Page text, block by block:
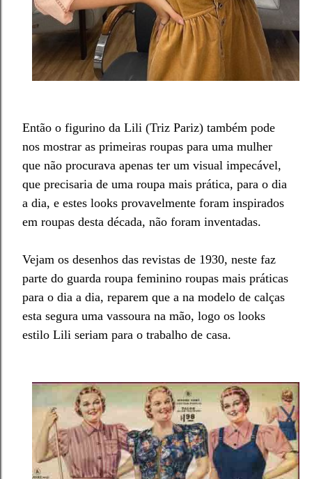
Então o figurino da Lili (Triz Pariz) também pode
nos mostrar as primeiras roupas para uma mulher
que não procurava apenas ter um visual impecável,
que precisaria de uma roupa mais prática, para o dia
a dia, e estes looks provavelmente foram inspirados
em roupas desta década, não foram inventadas.
Vejam os desenhos das revistas de 1930, neste faz
parte do guarda roupa feminino roupas mais práticas
para o dia a dia, reparem que a na modelo de calças
esta segura uma vassoura na mão, logo os looks
estilo Lili seriam para o trabalho de casa.